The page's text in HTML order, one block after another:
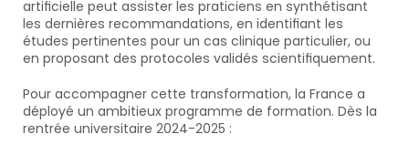
artificielle peut assister les praticiens en synthétisant
les dernières recommandations, en identifiant les
études pertinentes pour un cas clinique particulier, ou
en proposant des protocoles validés scientifiquement.
Pour accompagner cette transformation, la France a
déployé un ambitieux programme de formation. Dès la
rentrée universitaire 2024-2025 :